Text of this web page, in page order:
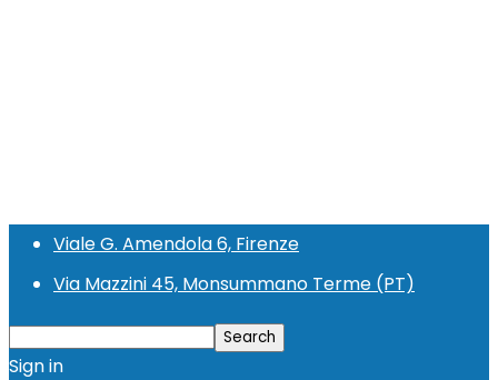
Viale G. Amendola 6, Firenze
Via Mazzini 45, Monsummano Terme (PT)
Sign in